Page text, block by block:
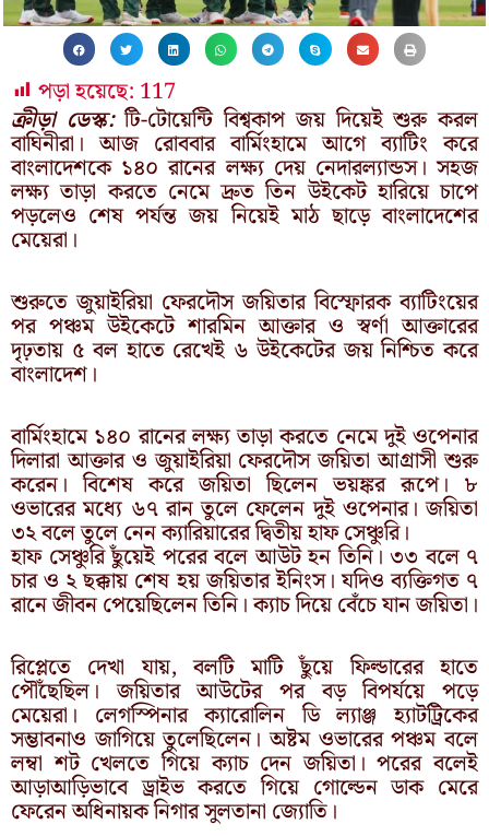
পড়া হয়েছে: 117
ক্রীড়া ডেস্ক: টি-টোয়েন্টি বিশ্বকাপ জয় দিয়েই শুরু করল
বাঘিনীরা। আজ রোববার বার্মিংহামে আগে ব্যাটিং করে
বাংলাদেশকে ১৪০ রানের লক্ষ্য দেয় নেদারল্যান্ডস। সহজ
লক্ষ্য তাড়া করতে নেমে দ্রুত তিন উইকেট হারিয়ে চাপে
পড়লেও শেষ পর্যন্ত জয় নিয়েই মাঠ ছাড়ে বাংলাদেশের
মেয়েরা।
শুরুতে জুয়াইরিয়া ফেরদৌস জয়িতার বিস্ফোরক ব্যাটিংয়ের
পর পঞ্চম উইকেটে শারমিন আক্তার ও স্বর্ণা আক্তারের
দৃঢ়তায় ৫ বল হাতে রেখেই ৬ উইকেটের জয় নিশ্চিত করে
বাংলাদেশ।
বার্মিংহামে ১৪০ রানের লক্ষ্য তাড়া করতে নেমে দুই ওপেনার
দিলারা আক্তার ও জুয়াইরিয়া ফেরদৌস জয়িতা আগ্রাসী শুরু
করেন। বিশেষ করে জয়িতা ছিলেন ভয়ঙ্কর রূপে। ৮
ওভারের মধ্যে ৬৭ রান তুলে ফেলেন দুই ওপেনার। জয়িতা
৩২ বলে তুলে নেন ক্যারিয়ারের দ্বিতীয় হাফ সেঞ্চুরি।
হাফ সেঞ্চুরি ছুঁয়েই পরের বলে আউট হন তিনি। ৩৩ বলে ৭
চার ও ২ ছক্কায় শেষ হয় জয়িতার ইনিংস। যদিও ব্যক্তিগত ৭
রানে জীবন পেয়েছিলেন তিনি। ক্যাচ দিয়ে বেঁচে যান জয়িতা।
রিপ্লেতে দেখা যায়, বলটি মাটি ছুঁয়ে ফিল্ডারের হাতে
পৌঁছেছিল। জয়িতার আউটের পর বড় বিপর্যয়ে পড়ে
মেয়েরা। লেগস্পিনার ক্যারোলিন ডি ল্যাঞ্জ হ্যাটট্রিকের
সম্ভাবনাও জাগিয়ে তুলেছিলেন। অষ্টম ওভারের পঞ্চম বলে
লম্বা শট খেলতে গিয়ে ক্যাচ দেন জয়িতা। পরের বলেই
আড়াআড়িভাবে ড্রাইভ করতে গিয়ে গোল্ডেন ডাক মেরে
ফেরেন অধিনায়ক নিগার সুলতানা জ্যোতি।